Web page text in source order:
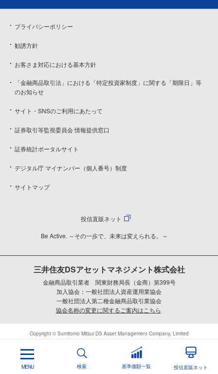
プライバシーポリシー
勧誘方針
お客さま対応における基本方針
「金融商品取引法」における「特定投資家制度」に関する「期限日」等
のお知らせ
サイト・SNSのご利用にあたって
証券取引等監視委員会 情報提供窓口
証券統計ポータルサイト
デジタル庁 マイナンバー（個人番号）制度
サイトマップ
投信直販ネット
Be Active. ～その一歩で、未来は変えられる。～
三井住友DSアセットマネジメント株式会社
金融商品取引業者 関東財務局長（金商）第399号
加入協会：一般社団法人資産運用業協会
一般社団法人第二種金融商品取引業協会
協会名称の変更に関するご案内はこちら
Copyright © Sumitomo Mitsui DS Asset Management Company, Limited
MENU 検索 基準価額一覧 投信直販ネット